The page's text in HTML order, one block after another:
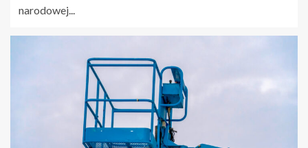
narodowej...